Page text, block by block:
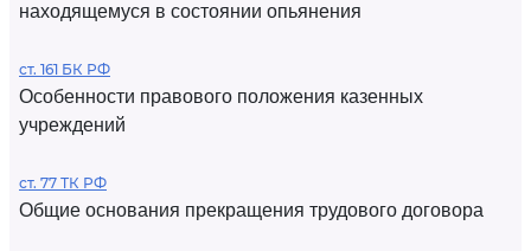
находящемуся в состоянии опьянения
ст. 161 БК РФ
Особенности правового положения казенных
учреждений
ст. 77 ТК РФ
Общие основания прекращения трудового договора